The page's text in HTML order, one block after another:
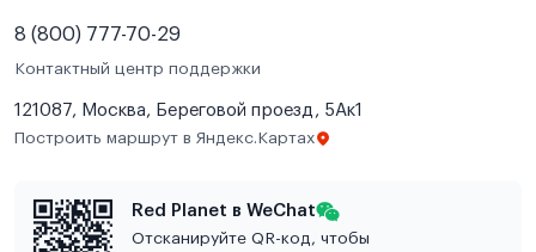
8 (800) 777-70-29
Контактный центр поддержки
121087, Москва, Береговой проезд, 5Ак1
Построить маршрут в Яндекс.Картах
Red Planet в WeChat
Отсканируйте QR-код, чтобы